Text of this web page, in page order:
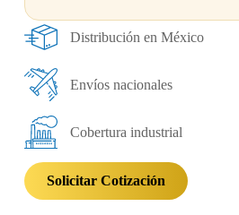
Distribución en México
Envíos nacionales
Cobertura industrial
Solicitar Cotización